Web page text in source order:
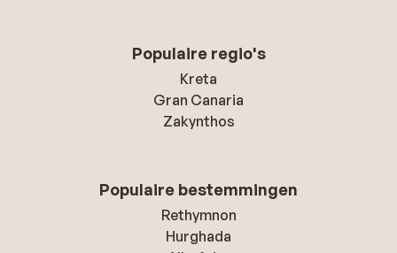
Populaire regio's
Kreta
Gran Canaria
Zakynthos
Populaire bestemmingen
Rethymnon
Hurghada